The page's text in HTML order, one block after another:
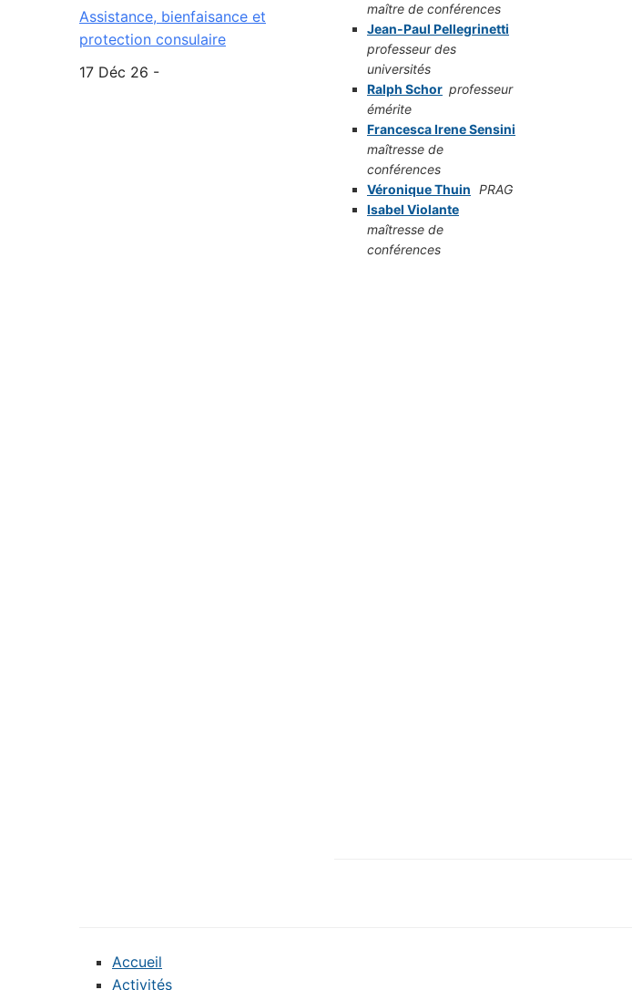
Assistance, bienfaisance et
protection consulaire
17 Déc 26 -
maître de conférences
Jean-Paul Pellegrinetti
professeur des
universités
Ralph Schor professeur
émérite
Francesca Irene Sensini
maîtresse de
conférences
Véronique Thuin PRAG
Isabel Violante
maîtresse de
conférences
Accueil
Activités